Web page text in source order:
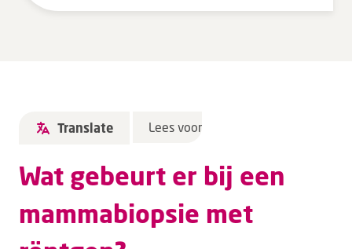
Translate Lees voor
Wat gebeurt er bij een
mammabiopsie met